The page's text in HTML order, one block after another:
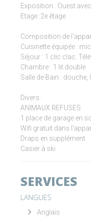
Exposition : Ouest
Etage :2e étage
Composition de
Cuisinette équipée :
Séjour : 1 clic clac.
Chambre : 1 lit double
Salle de Bain :
Divers :
ANIMAUX REFUSES
1 place de garage en
Wifi gratuit dans
Draps en supplément
Casier à ski
SERVICES
LANGUES
Anglais